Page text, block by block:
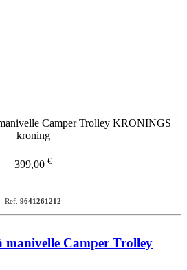
399,00 €
Ref. 9641261212
manivelle Camper Trolley